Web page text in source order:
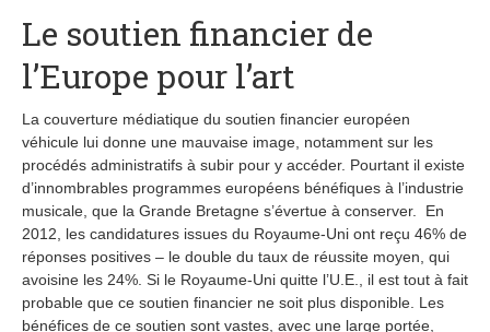
Le soutien financier de
l’Europe pour l’art
La couverture médiatique du soutien financier européen
véhicule lui donne une mauvaise image, notamment sur les
procédés administratifs à subir pour y accéder. Pourtant il existe
d’innombrables programmes européens bénéfiques à l’industrie
musicale, que la Grande Bretagne s’évertue à conserver. En
2012, les candidatures issues du Royaume-Uni ont reçu 46% de
réponses positives – le double du taux de réussite moyen, qui
avoisine les 24%. Si le Royaume-Uni quitte l’U.E., il est tout à fait
probable que ce soutien financier ne soit plus disponible. Les
bénéfices de ce soutien sont vastes, avec une large portée,